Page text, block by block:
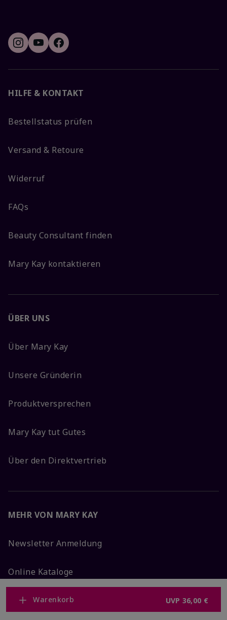
Warenkorb UVP 36,00 €
HILFE & KONTAKT
Bestellstatus prüfen
Versand & Retoure
Widerruf
FAQs
Beauty Consultant finden
Mary Kay kontaktieren
ÜBER UNS
Über Mary Kay
Unsere Gründerin
Produktversprechen
Mary Kay tut Gutes
Über den Direktvertrieb
MEHR VON MARY KAY
Newsletter Anmeldung
Online Kataloge
Mary Kay weltweit